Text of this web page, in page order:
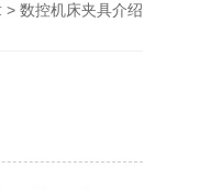
> 数控机床夹具介绍